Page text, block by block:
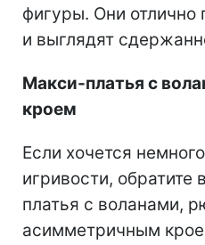
фигуры. Они отлично
и выглядят
Макси-платья с
кроем
Если хочется
игривости,
платья с воланами,
асимметричным